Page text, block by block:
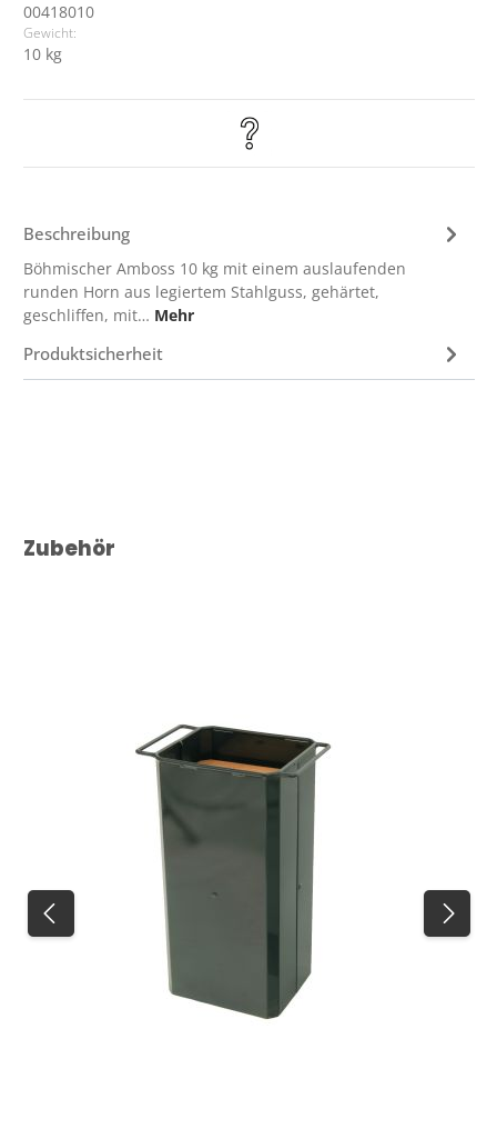
00418010
Gewicht:
10 kg
Beschreibung
Böhmischer Amboss 10 kg mit einem auslaufenden
runden Horn aus legiertem Stahlguss, gehärtet,
geschliffen, mit… Mehr
Produktsicherheit
Produktgalerie überspringen
Zubehör